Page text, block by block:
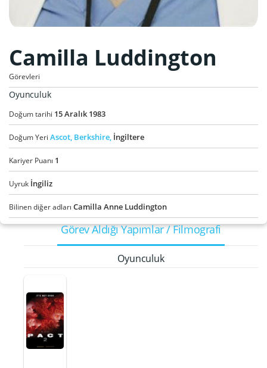
Camilla Luddington
Görevleri
Oyunculuk
Doğum tarihi 15Aralık 1983
Doğum Yeri Ascot, Berkshire, İngiltere
Kariyer Puanı 1
Uyruk İngiliz
Bilinen diğer adları Camilla Anne Luddington
Görev Aldığı Yapımlar / Filmografi
Oyunculuk